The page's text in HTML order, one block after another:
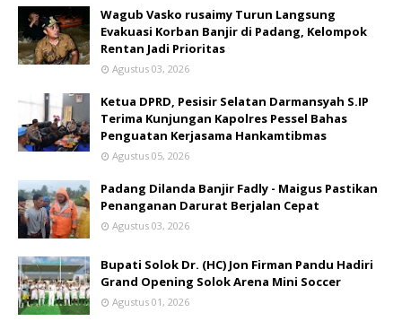
Wagub Vasko rusaimy Turun Langsung
Evakuasi Korban Banjir di Padang, Kelompok
Rentan Jadi Prioritas
Agustus 03, 2026
Ketua DPRD, Pesisir Selatan Darmansyah S.IP
Terima Kunjungan Kapolres Pessel Bahas
Penguatan Kerjasama Hankamtibmas
Agustus 05, 2026
Padang Dilanda Banjir Fadly - Maigus Pastikan
Penanganan Darurat Berjalan Cepat
Agustus 03, 2026
Bupati Solok Dr. (HC) Jon Firman Pandu Hadiri
Grand Opening Solok Arena Mini Soccer
Agustus 01, 2026